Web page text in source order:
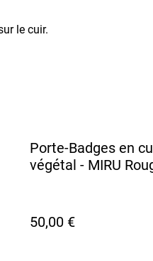
le cuir.
Porte-Badges en
végétal - MIRU
50,00 €